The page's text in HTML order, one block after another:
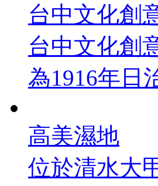
台中文化創
台中文化創
為1916年日
高美濕地
位於清水大